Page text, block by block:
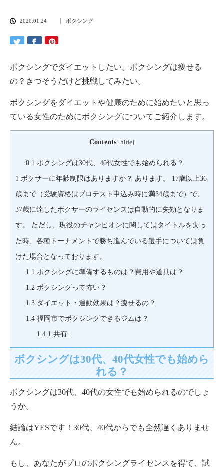
2020.01.24 ボクシング
ボクシングでダイエットしたい。ボクシングは痩せる
の？きつそうだけど挑戦してみたい。
ボクシングをダイエットや健康のために始めたいと思っ
ている女性のためにボクシングについてご紹介します。
Contents [hide]
0.1 ボクシングは30代、40代女性でも始められる？
1 ボクサーに年齢制限はありますか？ あります。 17歳以上36
歳まで（受験資格はプロテスト申込み時に満34歳まで）で、
37歳に達したボクサーのライセンスは自動的に失効となりま
す。 ただし、現役のチャンピオンに関してはタイトルを失っ
た時、各種トーナメントで勝ち進んでいる選手については負
けた場合となっております。
1.1 ボクシングに準備するものは？費用や道具は？
1.2 ボクシングって怖い？
1.3 ダイエット・運動効果は？痩せるの？
1.4 福岡市でボクシングできるジムは？
1.4.1 共有:
ボクシングは30代、40代女性でも始めら
れる？
ボクシングは30代、40代の女性でも始められるのでしょ
うか。
結論はYESです！30代、40代からでも全然遅くありませ
ん。
もし、あなたがプロのボクシングライセンスを得て、試